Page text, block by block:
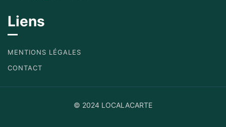
Liens
MENTIONS LÉGALES
CONTACT
© 2024 LOCALACARTE